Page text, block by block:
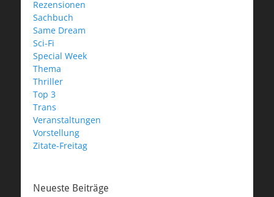
Rezensionen
Sachbuch
Same Dream
Sci-Fi
Special Week
Thema
Thriller
Top 3
Trans
Veranstaltungen
Vorstellung
Zitate-Freitag
Neueste Beiträge